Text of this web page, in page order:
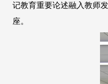
记教育重要论述融入教师
座。